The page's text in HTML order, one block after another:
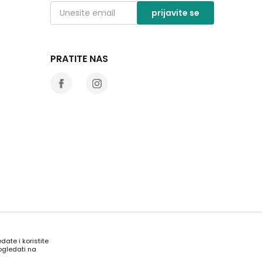
prijavite se
PRATITE NAS
i koristite
na